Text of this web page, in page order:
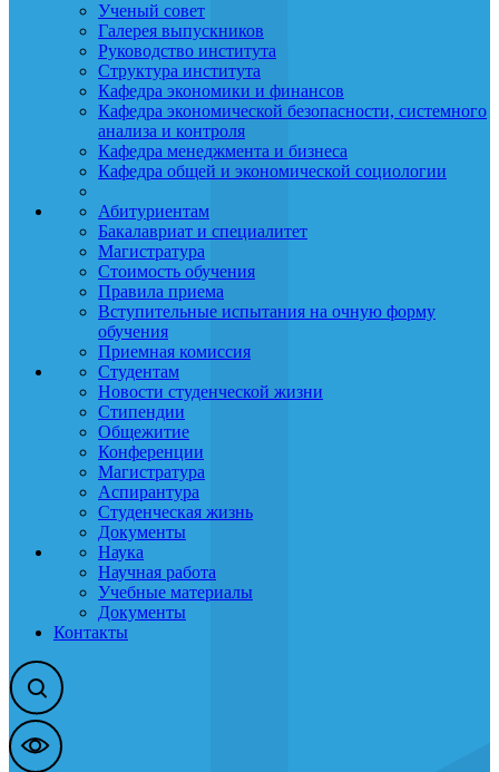
Ученый совет
Галерея выпускников
Руководство института
Структура института
Кафедра экономики и финансов
Кафедра экономической безопасности, системного
анализа и контроля
Кафедра менеджмента и бизнеса
Кафедра общей и экономической социологии
Абитуриентам
Бакалавриат и специалитет
Магистратура
Стоимость обучения
Правила приема
Вступительные испытания на очную форму
обучения
Приемная комиссия
Студентам
Новости студенческой жизни
Стипендии
Общежитие
Конференции
Магистратура
Аспирантура
Студенческая жизнь
Документы
Наука
Научная работа
Учебные материалы
Документы
Контакты